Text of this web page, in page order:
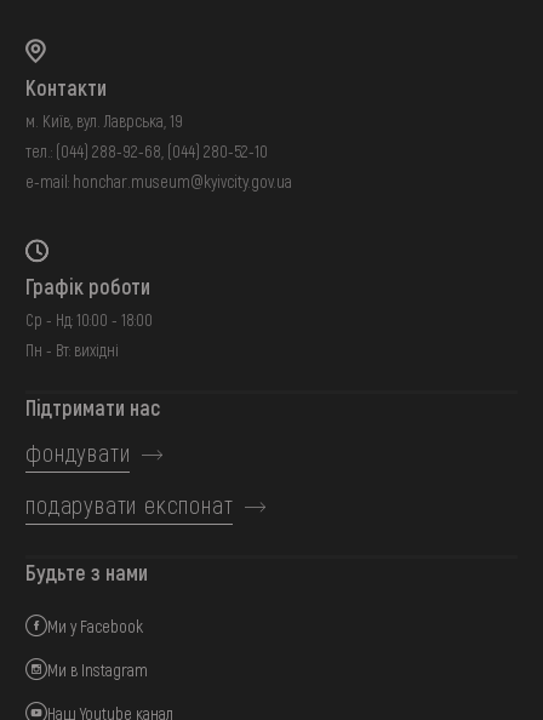
Контакти
м. Київ, вул. Лаврська, 19
тел.: (044) 288-92-68 (044) 280-52-10
e-mail: honchar.museum@kyivcity.gov.ua
Графік роботи
Ср - Нд: 10:00 - 18:00
Пн - Вт: вихідні
Підтримати нас
фондувати
подарувати експонат
Будьте з нами
Ми у Facebook
Ми в Instagram
Наш Youtube канал